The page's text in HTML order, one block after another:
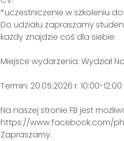
*uczestniczenie w szkoleniu
Do udziału zapraszamy
każdy znajdzie coś dla siebie.
Miejsce wydarzenia: Wydział
Termin: 20.05.2026 r. 10:00-12:00
Na naszej stronie FB jest
https://www.facebook.com/
Zapraszamy.